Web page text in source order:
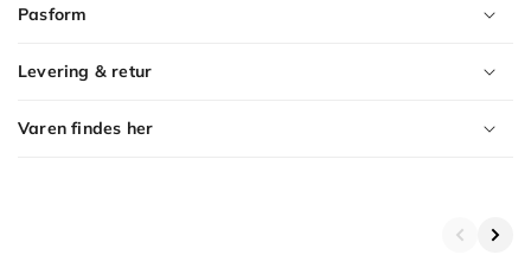
Pasform
Levering & retur
Varen findes her